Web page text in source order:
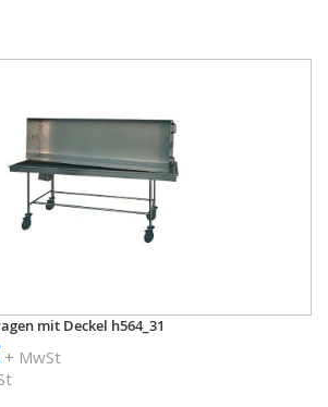
mit Deckel h564_31
+ MwSt